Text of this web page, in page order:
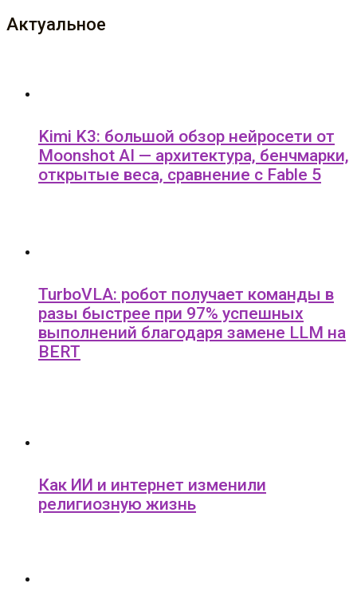
Актуальное
Kimi K3: большой обзор нейросети от
Moonshot AI — архитектура, бенчмарки,
открытые веса, сравнение с Fable 5
TurboVLA: робот получает команды в
разы быстрее при 97% успешных
выполнений благодаря замене LLM на
BERT
Как ИИ и интернет изменили
религиозную жизнь